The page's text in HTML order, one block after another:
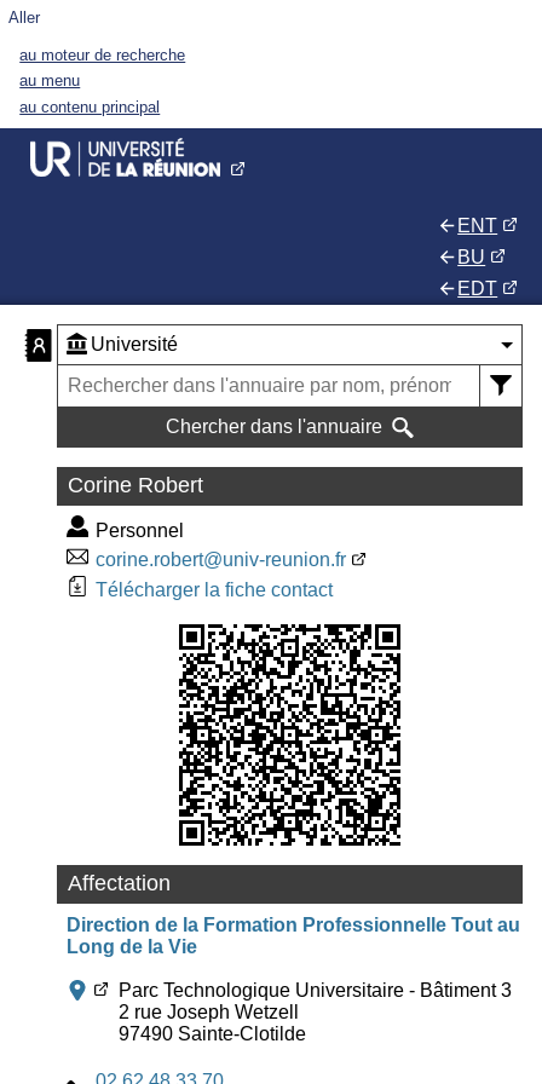
Aller
au moteur de recherche
au menu
au contenu principal
ENT
BU
EDT
Chercher dans l'annuaire
Corine Robert
Personnel
corine.robert@univ-reunion.fr
Télécharger la fiche contact
Affectation
Direction de la Formation Professionnelle Tout au
Long de la Vie
Parc Technologique Universitaire - Bâtiment 3
2 rue Joseph Wetzell
97490 Sainte-Clotilde